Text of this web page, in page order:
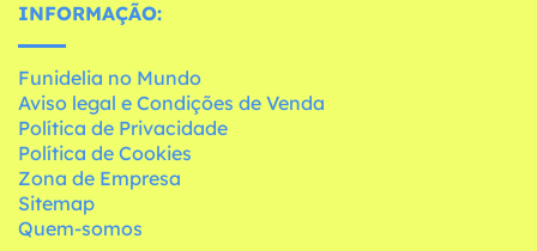
INFORMAÇÃO:
Funidelia no Mundo
Aviso legal e Condições de Venda
Política de Privacidade
Política de Cookies
Zona de Empresa
Sitemap
Quem-somos